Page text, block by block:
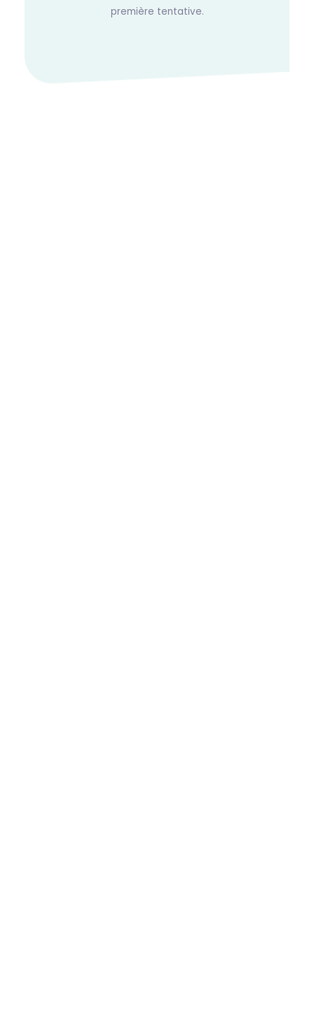
première tentative.